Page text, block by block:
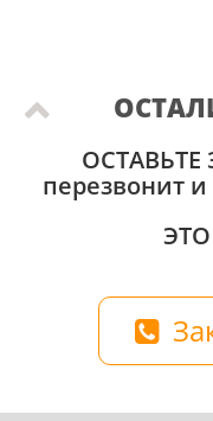
ОСТАВЬТЕ
перезвонит и